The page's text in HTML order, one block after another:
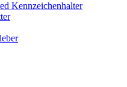
Kennzeichenhalter